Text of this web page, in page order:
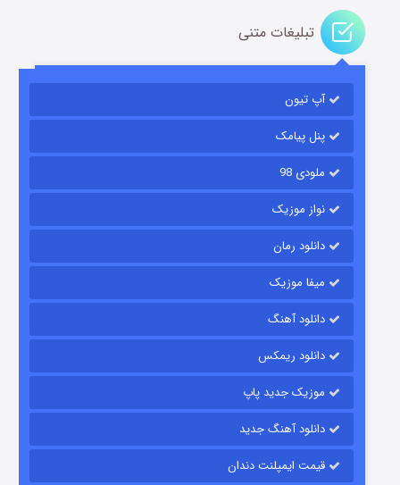
باب اسفنجی فصل ۱۷
قسمت۶ (زیرنویس) منتشر شد
قسمت۱۵ (دوبله) منتشر شد
تبلیغات متنی
آپ تیون
پنل پیامک
ملودی 98
نواز موزیک
دانلود رمان
میفا موزیک
دانلود آهنگ
دانلود ریمکس
موزیک جدید پاپ
دانلود آهنگ جدید
قیمت ایمپلنت دندان